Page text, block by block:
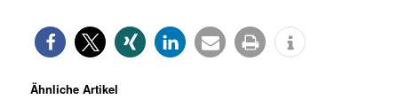
Ähnliche Artikel